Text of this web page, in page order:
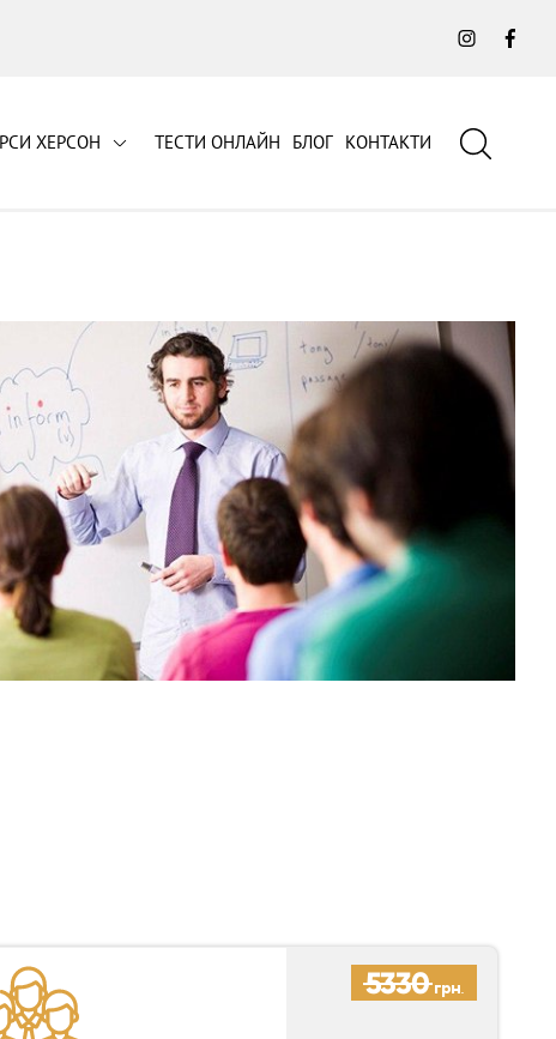
ХЕРСОН ТЕСТИ ОНЛАЙН БЛОГ КОНТАКТИ
5330грн.